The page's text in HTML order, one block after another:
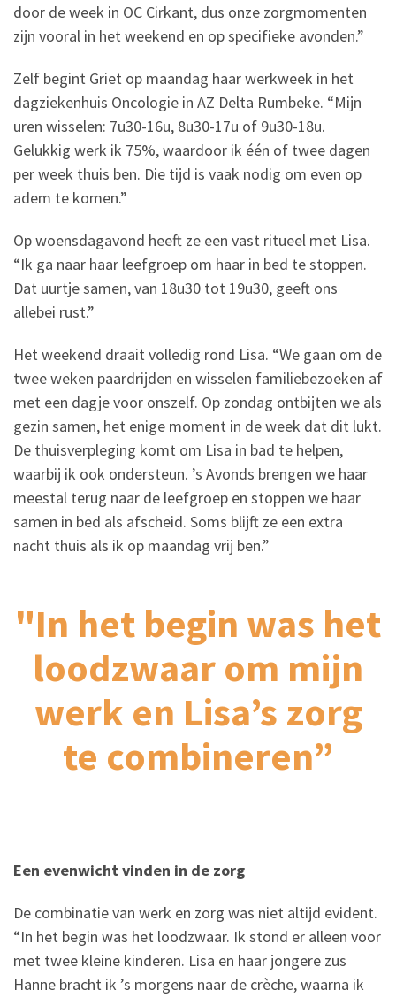
door de week in OC Cirkant, dus onze zorgmomenten
zijn vooral in het weekend en op specifieke avonden.”
Zelf begint Griet op maandag haar werkweek in het
dagziekenhuis Oncologie in AZ Delta Rumbeke. “Mijn
uren wisselen: 7u30-16u, 8u30-17u of 9u30-18u.
Gelukkig werk ik 75%, waardoor ik één of twee dagen
per week thuis ben. Die tijd is vaak nodig om even op
adem te komen.”
Op woensdagavond heeft ze een vast ritueel met Lisa.
“Ik ga naar haar leefgroep om haar in bed te stoppen.
Dat uurtje samen, van 18u30 tot 19u30, geeft ons
allebei rust.”
Het weekend draait volledig rond Lisa. “We gaan om de
twee weken paardrijden en wisselen familiebezoeken af
met een dagje voor onszelf. Op zondag ontbijten we als
gezin samen, het enige moment in de week dat dit lukt.
De thuisverpleging komt om Lisa in bad te helpen,
waarbij ik ook ondersteun. ’s Avonds brengen we haar
meestal terug naar de leefgroep en stoppen we haar
samen in bed als afscheid. Soms blijft ze een extra
nacht thuis als ik op maandag vrij ben.”
"In het begin was het
loodzwaar om mijn
werk en Lisa’s zorg
te combineren”
Een evenwicht vinden in de zorg
De combinatie van werk en zorg was niet altijd evident.
“In het begin was het loodzwaar. Ik stond er alleen voor
met twee kleine kinderen. Lisa en haar jongere zus
Hanne bracht ik ’s morgens naar de crèche, waarna ik